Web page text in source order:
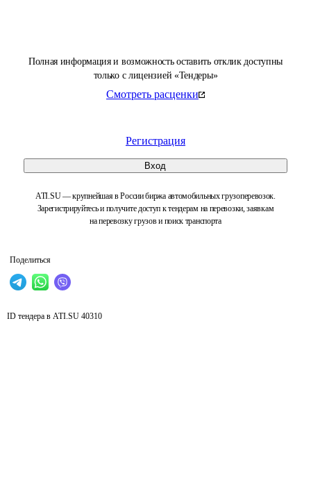
Полная информация и возможность оставить отклик доступны
только с лицензией «Тендеры»
Смотреть расценки
Регистрация
Вход
ATI.SU — крупнейшая в России биржа автомобильных грузоперевозок.
Зарегистрируйтесь и получите доступ к тендерам на перевозки, заявкам
на перевозку грузов и поиск транспорта
Поделиться
ID тендера в ATI.SU 40310